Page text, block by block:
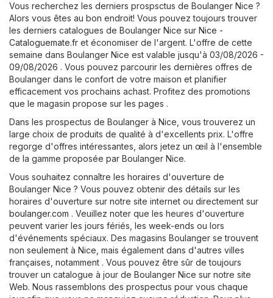
Vous recherchez les derniers prospsctus de Boulanger Nice ?
Alors vous êtes au bon endroit! Vous pouvez toujours trouver
les derniers catalogues de Boulanger Nice sur Nice -
Cataloguemate.fr et économiser de l'argent. L'offre de cette
semaine dans Boulanger Nice est valable jusqu'à 03/08/2026 -
09/08/2026 . Vous pouvez parcourir les dernières offres de
Boulanger dans le confort de votre maison et planifier
efficacement vos prochains achast. Profitez des promotions
que le magasin propose sur les pages .
Dans les prospectus de Boulanger à Nice, vous trouverez un
large choix de produits de qualité à d'excellents prix. L'offre
regorge d'offres intéressantes, alors jetez un œil à l'ensemble
de la gamme proposée par Boulanger Nice.
Vous souhaitez connaître les horaires d'ouverture de
Boulanger Nice ? Vous pouvez obtenir des détails sur les
horaires d'ouverture sur notre site internet ou directement sur
boulanger.com . Veuillez noter que les heures d'ouverture
peuvent varier les jours fériés, les week-ends ou lors
d'événements spéciaux. Des magasins Boulanger se trouvent
non seulement à Nice, mais également dans d'autres villes
françaises, notamment . Vous pouvez être sûr de toujours
trouver un catalogue à jour de Boulanger Nice sur notre site
Web. Nous rassemblons des prospectus pour vous chaque